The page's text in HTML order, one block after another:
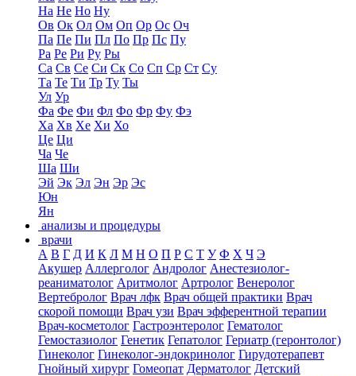
На Не Но Ну
Ов Ок Ол Ом Оп Ор Ос Оч
Па Пе Пи Пл По Пр Пс Пу
Ра Ре Ри Ру Ры
Са Св Се Си Ск Со Сп Ср Ст Су
Та Те Ти Тр Ту Ты
Ул Ур
Фа Фе Фи Фл Фо Фр Фу Фэ
Ха Хв Хе Хи Хо
Це Ци
Ча Че
Ша Ши
Эй Эк Эл Эн Эр Эс
Юн
Ян
анализы и процедуры
врачи
А В Г Д И К Л М Н О П Р С Т У Ф Х Ч Э
Акушер Аллерголог Андролог Анестезиолог-
реаниматолог Аритмолог Артролог Венеролог
Вертебролог Врач лфк Врач общей практики Врач
скорой помощи Врач узи Врач эфферентной терапии
Врач-косметолог Гастроэнтеролог Гематолог
Гемостазиолог Генетик Гепатолог Гериатр (геронтолог)
Гинеколог Гинеколог-эндокринолог Гирудотерапевт
Гнойный хирург Гомеопат Дерматолог Детский